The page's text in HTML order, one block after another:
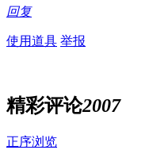
回复
使用道具 举报
精彩评论2007
正序浏览